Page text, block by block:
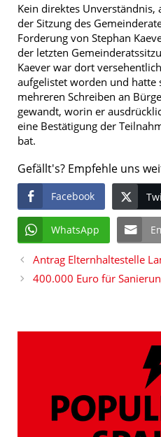
Kein direktes Unverständnis,
der Sitzung des
Forderung von Stephan
der letzten
Kaever war dort
aufgelistet worden und hatte
mehreren Schreiben an
gewandt, worin er
eine Bestätigung der
bat.
Gefällt's? Empfehle uns
Facebook
WhatsApp
Antrag Elternhaltestelle
400.000 Euro für